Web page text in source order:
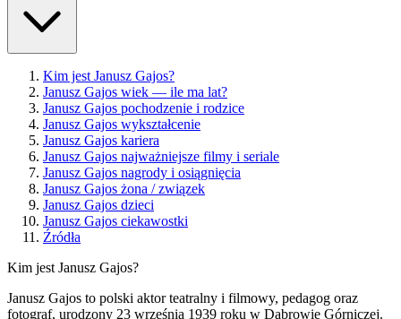
Kim jest Janusz Gajos?
Janusz Gajos wiek — ile ma lat?
Janusz Gajos pochodzenie i rodzice
Janusz Gajos wykształcenie
Janusz Gajos kariera
Janusz Gajos najważniejsze filmy i seriale
Janusz Gajos nagrody i osiągnięcia
Janusz Gajos żona / związek
Janusz Gajos dzieci
Janusz Gajos ciekawostki
Źródła
Kim jest Janusz Gajos?
Janusz Gajos to polski aktor teatralny i filmowy, pedagog oraz
fotograf, urodzony 23 września 1939 roku w Dąbrowie Górniczej.